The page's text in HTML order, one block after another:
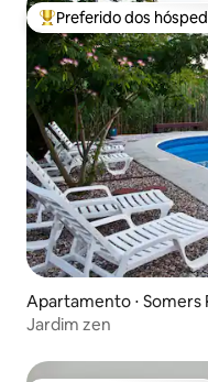
Entre os melhores
Preferido dos
Apartamento ⋅ Somers
Jardim zen